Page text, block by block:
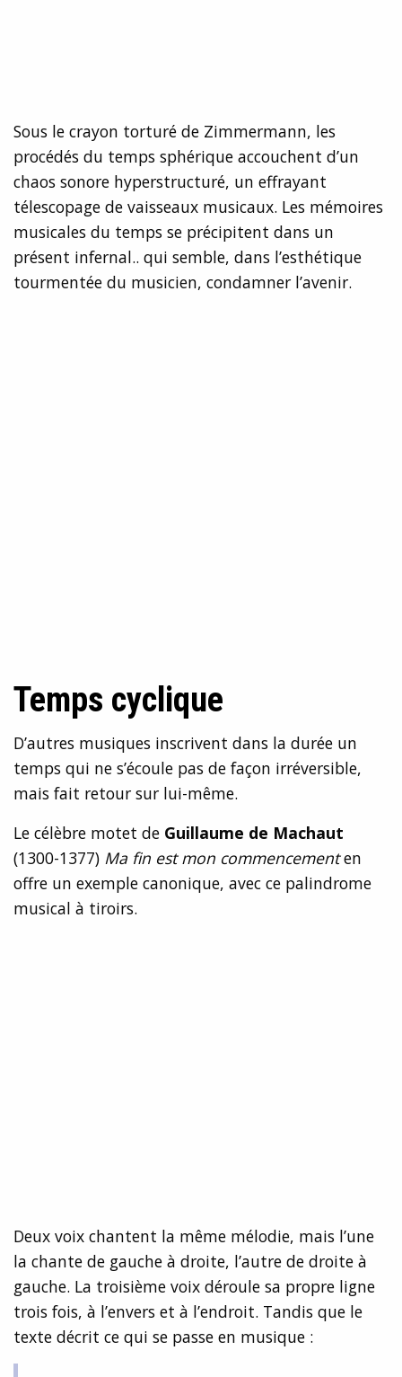
Sous le crayon torturé de Zimmermann, les
procédés du temps sphérique accouchent d’un
chaos sonore hyperstructuré, un effrayant
télescopage de vaisseaux musicaux. Les mémoires
musicales du temps se précipitent dans un
présent infernal.. qui semble, dans l’esthétique
tourmentée du musicien, condamner l’avenir.
Temps cyclique
D’autres musiques inscrivent dans la durée un
temps qui ne s’écoule pas de façon irréversible,
mais fait retour sur lui-même.
Le célèbre motet de Guillaume de Machaut
(1300-1377) Ma fin est mon commencementen
offre un exemple canonique, avec ce palindrome
musical à tiroirs.
Deux voix chantent la même mélodie, mais l’une
la chante de gauche à droite, l’autre de droite à
gauche. La troisième voix déroule sa propre ligne
trois fois, à l’envers et à l’endroit. Tandis que le
texte décrit ce qui se passe en musique :